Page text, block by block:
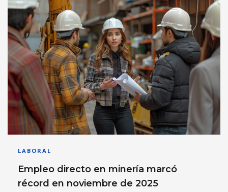
LABORAL
Empleo directo en minería marcó
récord en noviembre de 2025